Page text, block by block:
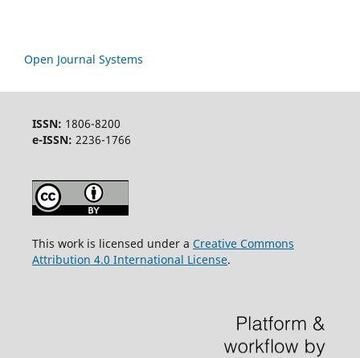
Open Journal Systems
ISSN: 1806-8200
e-ISSN: 2236-1766
This work is licensed under a Creative Commons
Attribution 4.0 International License.